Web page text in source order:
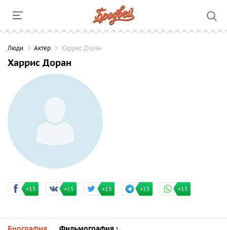
Люди Актер Харрис Доран
Харрис Доран
+15 +15 +15 +15 +15